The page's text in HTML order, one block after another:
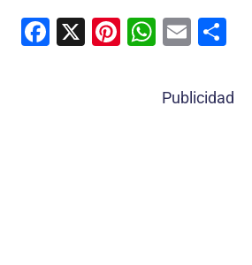
F
X
Pi W
at
E
ai m
Publicidad